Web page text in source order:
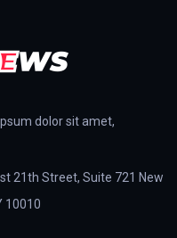
dolor sit amet,
21th Street, Suite 721 New
10010